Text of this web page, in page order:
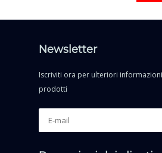
Newsletter
Iscriviti ora per ulteriori
prodotti